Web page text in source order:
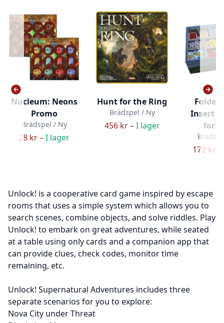
Nucleum: Neons
Promo
Brädspel / Ny
28 kr –I lager
Hunt for the Ring
Brädspel / Ny
456 kr –I lager
Folded
Insert -
for
172 kr –
Unlock! is a cooperative card game inspired by escape
rooms that uses a simple system which allows you to
search scenes, combine objects, and solve riddles. Play
Unlock! to embark on great adventures, while seated
at a table using only cards and a companion app that
can provide clues, check codes, monitor time
remaining, etc.
Unlock! Supernatural Adventures includes three
separate scenarios for you to explore:
Nova City under Threat